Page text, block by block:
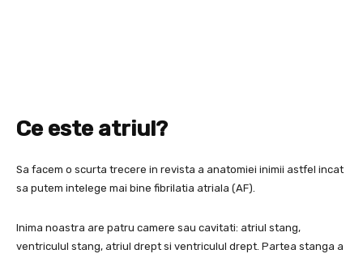
Ce este atriul?
Sa facem o scurta trecere in revista a anatomiei inimii astfel incat
sa putem intelege mai bine fibrilatia atriala (AF).
Inima noastra are patru camere sau cavitati: atriul stang,
ventriculul stang, atriul drept si ventriculul drept. Partea stanga a